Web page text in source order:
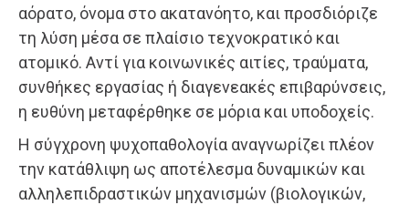
αόρατο, όνομα στο ακατανόητο, και προσδιόριζε
τη λύση μέσα σε πλαίσιο τεχνοκρατικό και
ατομικό. Αντί για κοινωνικές αιτίες, τραύματα,
συνθήκες εργασίας ή διαγενεακές επιβαρύνσεις,
η ευθύνη μεταφέρθηκε σε μόρια και υποδοχείς.
Η σύγχρονη ψυχοπαθολογία αναγνωρίζει πλέον
την κατάθλιψη ως αποτέλεσμα δυναμικών και
αλληλεπιδραστικών μηχανισμών (βιολογικών,